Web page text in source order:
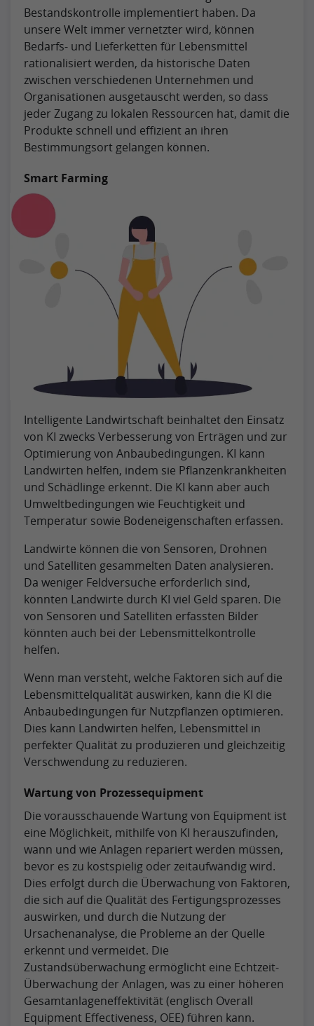
Bestandskontrolle implementiert haben. Da
unsere Welt immer vernetzter wird, können
Bedarfs- und Lieferketten für Lebensmittel
rationalisiert werden, da historische Daten
zwischen verschiedenen Unternehmen und
Organisationen ausgetauscht werden, so dass
jeder Zugang zu lokalen Ressourcen hat, damit die
Produkte schnell und effizient an ihren
Bestimmungsort gelangen können.
Smart Farming
Intelligente Landwirtschaft beinhaltet den Einsatz
von KI zwecks Verbesserung von Erträgen und zur
Optimierung von Anbaubedingungen. KI kann
Landwirten helfen, indem sie Pflanzenkrankheiten
und Schädlinge erkennt. Die KI kann aber auch
Umweltbedingungen wie Feuchtigkeit und
Temperatur sowie Bodeneigenschaften erfassen.
Landwirte können die von Sensoren, Drohnen
und Satelliten gesammelten Daten analysieren.
Da weniger Feldversuche erforderlich sind,
könnten Landwirte durch KI viel Geld sparen. Die
von Sensoren und Satelliten erfassten Bilder
könnten auch bei der Lebensmittelkontrolle
helfen.
Wenn man versteht, welche Faktoren sich auf die
Lebensmittelqualität auswirken, kann die KI die
Anbaubedingungen für Nutzpflanzen optimieren.
Dies kann Landwirten helfen, Lebensmittel in
perfekter Qualität zu produzieren und gleichzeitig
Verschwendung zu reduzieren.
Wartung von Prozessequipment
Die vorausschauende Wartung von Equipment ist
eine Möglichkeit, mithilfe von KI herauszufinden,
wann und wie Anlagen repariert werden müssen,
bevor es zu kostspielig oder zeitaufwändig wird.
Dies erfolgt durch die Überwachung von Faktoren,
die sich auf die Qualität des Fertigungsprozesses
auswirken, und durch die Nutzung der
Ursachenanalyse, die Probleme an der Quelle
erkennt und vermeidet. Die
Zustandsüberwachung ermöglicht eine Echtzeit-
Überwachung der Anlagen, was zu einer höheren
Gesamtanlageneffektivität (englisch Overall
Equipment Effectiveness, OEE) führen kann.